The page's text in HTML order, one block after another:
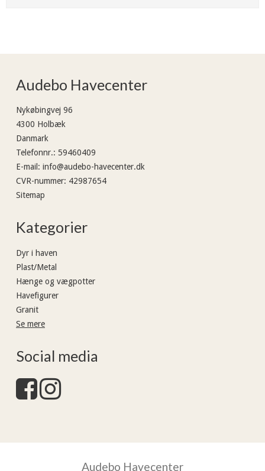
Audebo Havecenter
Nykøbingvej 96
4300 Holbæk
Danmark
Telefonnr.: 59460409
E-mail : info@audebo-havecenter.dk
CVR-nummer: 42987654
Sitemap
Kategorier
Dyr i haven
Plast/Metal
Hænge og vægpotter
Havefigurer
Granit
Se mere
Social media
Audebo Havecenter